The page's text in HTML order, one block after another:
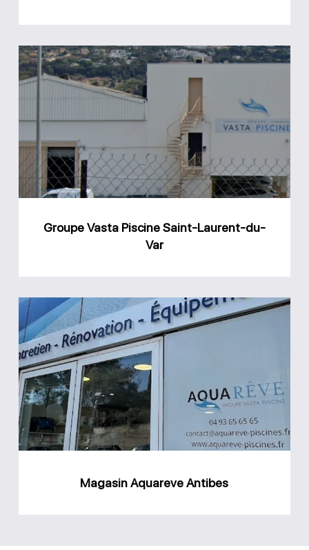
Groupe
Saint-
Laurent-
du-
Var
Groupe Vasta Piscine Saint-Laurent-du-
Var
Magasin
Aquareve
Antibes
Magasin Aquareve Antibes